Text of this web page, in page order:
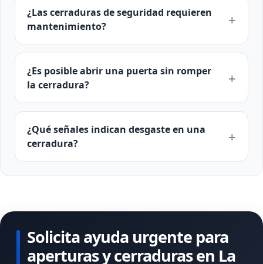
¿Las cerraduras de seguridad requieren
mantenimiento?
¿Es posible abrir una puerta sin romper
la cerradura?
¿Qué señales indican desgaste en una
cerradura?
Solicita ayuda urgente para
aperturas y cerraduras en La